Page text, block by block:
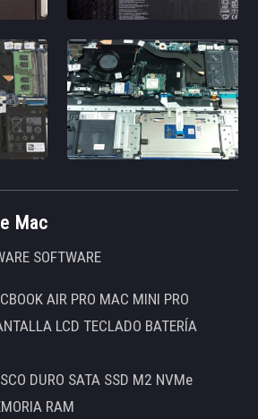
Mac
SOFTWARE
AIR PRO MAC MINI PRO
LCD TECLADO BATERÍA
DURO SATA SSD M2 NVMe
RAM